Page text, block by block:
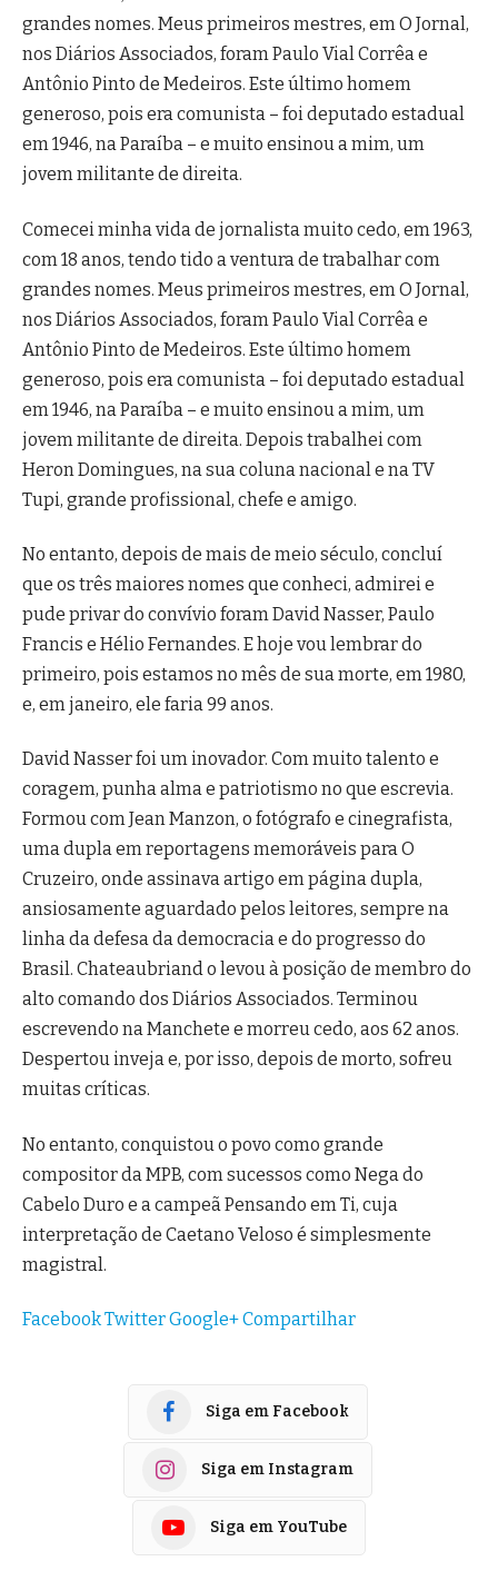
grandes nomes. Meus primeiros mestres, em O Jornal,
nos Diários Associados, foram Paulo Vial Corrêa e
Antônio Pinto de Medeiros. Este último homem
generoso, pois era comunista – foi deputado estadual
em 1946, na Paraíba – e muito ensinou a mim, um
jovem militante de direita.
Comecei minha vida de jornalista muito cedo, em 1963,
com 18 anos, tendo tido a ventura de trabalhar com
grandes nomes. Meus primeiros mestres, em O Jornal,
nos Diários Associados, foram Paulo Vial Corrêa e
Antônio Pinto de Medeiros. Este último homem
generoso, pois era comunista – foi deputado estadual
em 1946, na Paraíba – e muito ensinou a mim, um
jovem militante de direita. Depois trabalhei com
Heron Domingues, na sua coluna nacional e na TV
Tupi, grande profissional, chefe e amigo.
No entanto, depois de mais de meio século, concluí
que os três maiores nomes que conheci, admirei e
pude privar do convívio foram David Nasser, Paulo
Francis e Hélio Fernandes. E hoje vou lembrar do
primeiro, pois estamos no mês de sua morte, em 1980,
e, em janeiro, ele faria 99 anos.
David Nasser foi um inovador. Com muito talento e
coragem, punha alma e patriotismo no que escrevia.
Formou com Jean Manzon, o fotógrafo e cinegrafista,
uma dupla em reportagens memoráveis para O
Cruzeiro, onde assinava artigo em página dupla,
ansiosamente aguardado pelos leitores, sempre na
linha da defesa da democracia e do progresso do
Brasil. Chateaubriand o levou à posição de membro do
alto comando dos Diários Associados. Terminou
escrevendo na Manchete e morreu cedo, aos 62 anos.
Despertou inveja e, por isso, depois de morto, sofreu
muitas críticas.
No entanto, conquistou o povo como grande
compositor da MPB, com sucessos como Nega do
Cabelo Duro e a campeã Pensando em Ti, cuja
interpretação de Caetano Veloso é simplesmente
magistral.
FacebookTwitterGoogle+Compartilhar
Siga em Facebook
Siga em Instagram
Siga em YouTube